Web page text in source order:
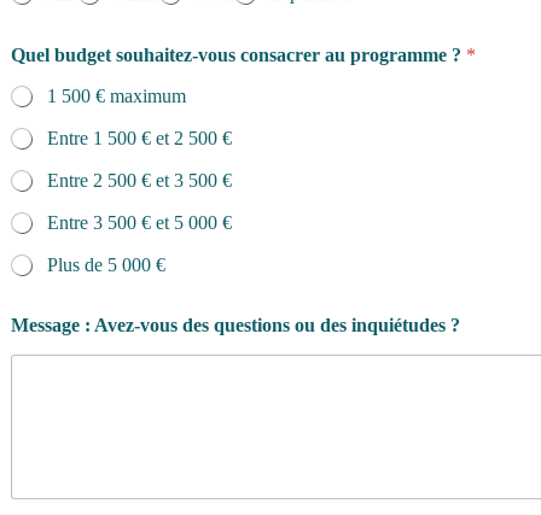
Quel budget souhaitez-vous consacrer au programme ? *
1 500 € maximum
Entre 1 500 € et 2 500 €
Entre 2 500 € et 3 500 €
Entre 3 500 € et 5 000 €
Plus de 5 000 €
Message : Avez-vous des questions ou des inquiétudes ?